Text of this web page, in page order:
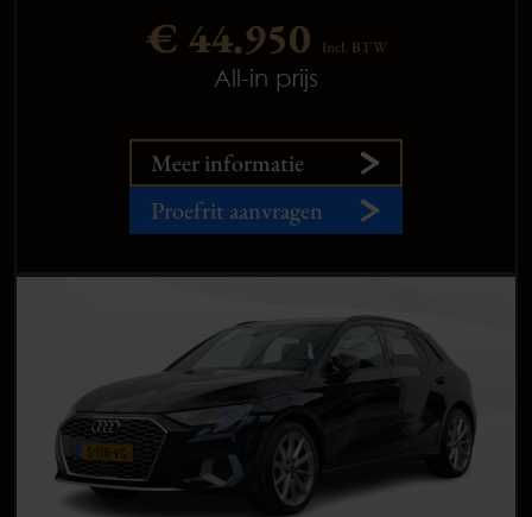
€ 44.950 Incl. BTW
All-in prijs
Meer informatie
Proefrit aanvragen